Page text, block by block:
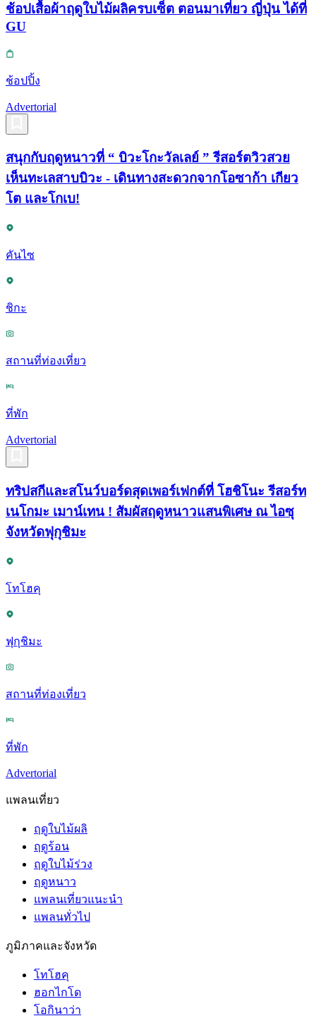
ช้อปเสื้อผ้าฤดูใบไม้ผลิครบเซ็ต ตอนมาเที่ยว ญี่ปุ่น ได้ที่
GU
ช้อปปิ้ง
Advertorial
สนุกกับฤดูหนาวที่ “ บิวะโกะวัลเลย์ ” รีสอร์ตวิวสวย
เห็นทะเลสาบบิวะ - เดินทางสะดวกจากโอซาก้า เกียว
โต และโกเบ!
คันไซ
ชิกะ
สถานที่ท่องเที่ยว
ที่พัก
Advertorial
ทริปสกีและสโนว์บอร์ดสุดเพอร์เฟกต์ที่ โฮชิโนะ รีสอร์ท
เนโกมะ เมาน์เทน ! สัมผัสฤดูหนาวแสนพิเศษ ณ ไอซุ
จังหวัดฟุกุชิมะ
โทโฮคุ
ฟุกุชิมะ
สถานที่ท่องเที่ยว
ที่พัก
Advertorial
แพลนเที่ยว
ฤดูใบไม้ผลิ
ฤดูร้อน
ฤดูใบไม้ร่วง
ฤดูหนาว
แพลนเที่ยวแนะนำ
แพลนทั่วไป
ภูมิภาคและจังหวัด
โทโฮคุ
ฮอกไกโด
โอกินาว่า